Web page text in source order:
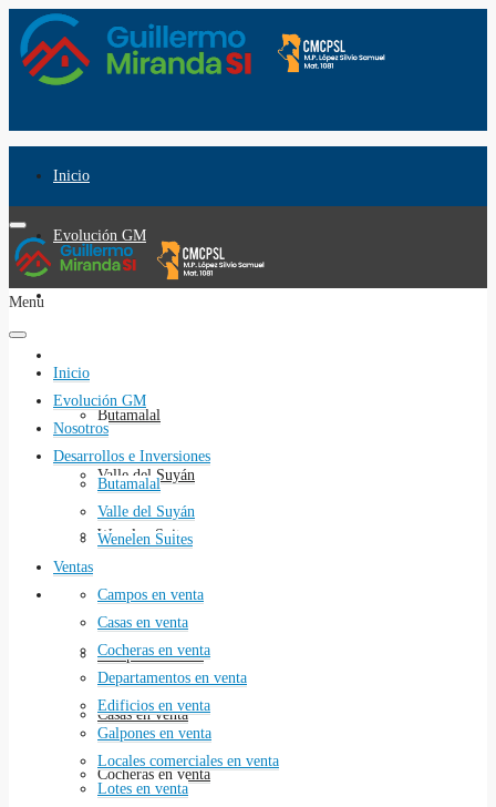
Inicio
Evolución GM
Butamalal
Valle del Suyán
Wenelen Suites
Ventas
Campos en venta
Casas en venta
Cocheras en venta
Menu
Inicio
Evolución GM
Nosotros
Desarrollos e Inversiones
Butamalal
Valle del Suyán
Wenelen Suites
Ventas
Campos en venta
Casas en venta
Cocheras en venta
Departamentos en venta
Edificios en venta
Galpones en venta
Locales comerciales en venta
Lotes en venta